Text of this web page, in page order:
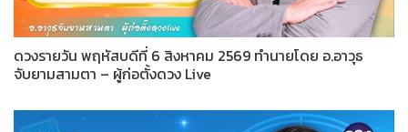
ดวงรายวัน พฤหัสบดีที่ 6 สิงหาคม 2569 ทำนายโดย อ.อาวุธ
จับยามสามตา – ผู้ก่อตั้งดวง Live